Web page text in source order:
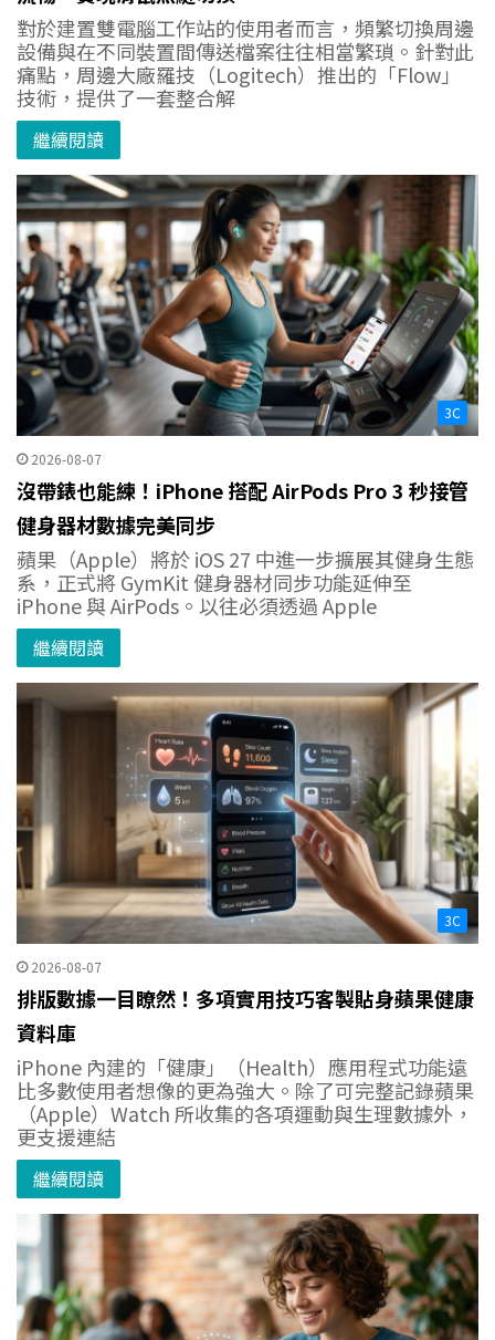
對於建置雙電腦工作站的使用者而言，頻繁切換周邊
設備與在不同裝置間傳送檔案往往相當繁瑣。針對此
痛點，周邊大廠羅技（Logitech）推出的「Flow」
技術，提供了一套整合解
繼續閱讀
3C
2026-08-07
沒帶錶也能練！iPhone 搭配 AirPods Pro 3 秒接管
健身器材數據完美同步
蘋果（Apple）將於 iOS 27 中進一步擴展其健身生態
系，正式將 GymKit 健身器材同步功能延伸至
iPhone 與 AirPods。以往必須透過 Apple
繼續閱讀
3C
2026-08-07
排版數據一目瞭然！多項實用技巧客製貼身蘋果健康
資料庫
iPhone 內建的「健康」（Health）應用程式功能遠
比多數使用者想像的更為強大。除了可完整記錄蘋果
（Apple）Watch 所收集的各項運動與生理數據外，
更支援連結
繼續閱讀